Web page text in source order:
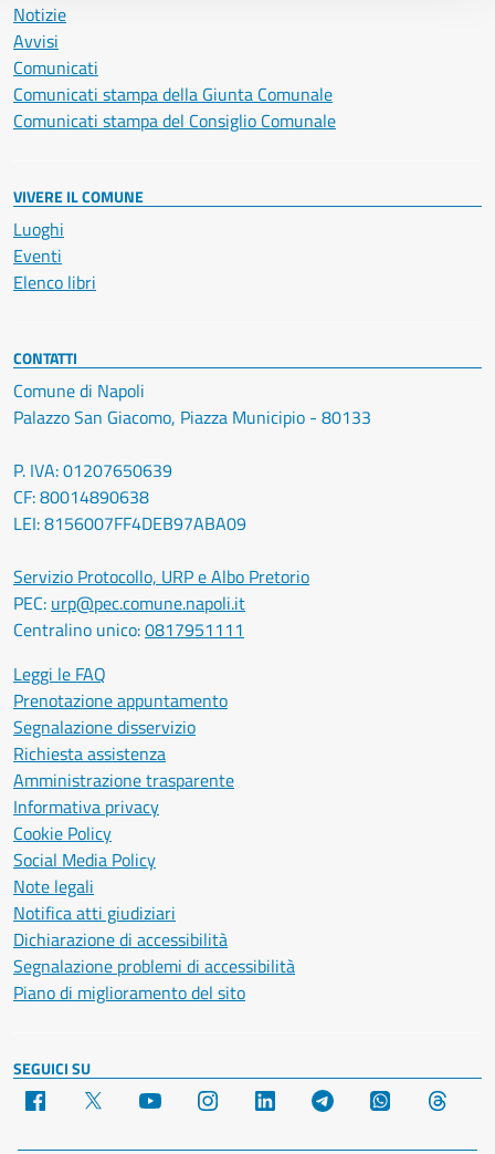
Notizie
Avvisi
Comunicati
Comunicati stampa della Giunta Comunale
Comunicati stampa del Consiglio Comunale
VIVERE IL COMUNE
Luoghi
Eventi
Elenco libri
CONTATTI
Comune di Napoli
Palazzo San Giacomo, Piazza Municipio - 80133
P. IVA: 01207650639
CF: 80014890638
LEI: 8156007FF4DEB97ABA09
Servizio Protocollo, URP e Albo Pretorio
PEC: urp@pec.comune.napoli.it
Centralino unico:0817951111
Leggi le FAQ
Prenotazione appuntamento
Segnalazione disservizio
Richiesta assistenza
Amministrazione trasparente
Informativa privacy
Cookie Policy
Social Media Policy
Note legali
Notifica atti giudiziari
Dichiarazione di accessibilità
Segnalazione problemi di accessibilità
Piano di miglioramento del sito
SEGUICI SU
Facebook YouTube Instagram LinkedIn Telegram WhatsApp